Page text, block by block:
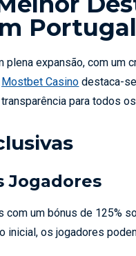
Portugal
expansão, com um
Mostbet Casino destaca-
para todos
Jogadores
um bónus de 125%
os jogadores